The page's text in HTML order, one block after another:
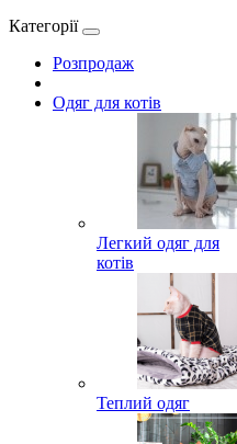
Категорії
Розпродаж
Одяг для котів
Легкий одяг для
котів
Теплий одяг